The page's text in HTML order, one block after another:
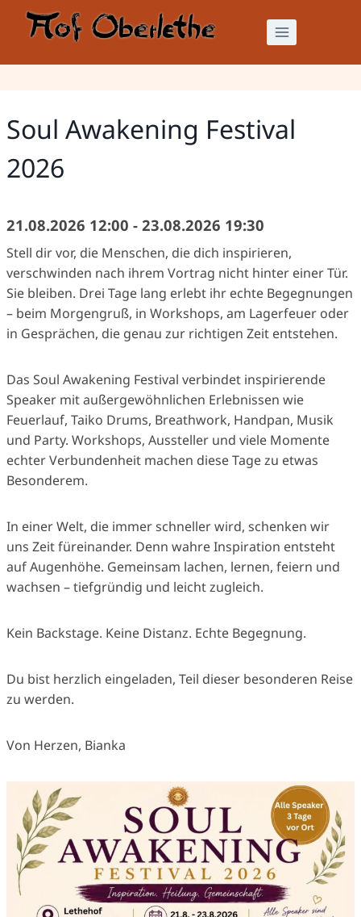
Zum
Inhalt
Soul Awakening Festival
2026
21.08.2026 12:00 - 23.08.2026 19:30
Stell dir vor, die Menschen, die dich inspirieren,
verschwinden nach ihrem Vortrag nicht hinter einer Tür.
Sie bleiben. Drei Tage lang erlebt ihr echte Begegnungen
– beim Morgengruß, in Workshops, am Lagerfeuer oder
in Gesprächen, die genau zur richtigen Zeit entstehen.
Das Soul Awakening Festival verbindet inspirierende
Speaker mit außergewöhnlichen Erlebnissen wie
Feuerlauf, Taiko Drums, Breathwork, Handpan, Musik
und Party. Workshops, Aussteller und viele Momente
echter Verbundenheit machen diese Tage zu etwas
Besonderem.
In einer Welt, die immer schneller wird, schenken wir
uns Zeit füreinander. Denn wahre Inspiration entsteht
auf Augenhöhe. Gemeinsam lachen, lernen, feiern und
wachsen – tiefgründig und leicht zugleich.
Kein Backstage. Keine Distanz. Echte Begegnung.
Du bist herzlich eingeladen, Teil dieser besonderen Reise
zu werden.
Von Herzen, Bianka